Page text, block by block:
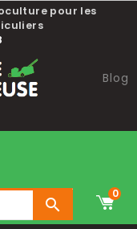
pour les
Blog

0